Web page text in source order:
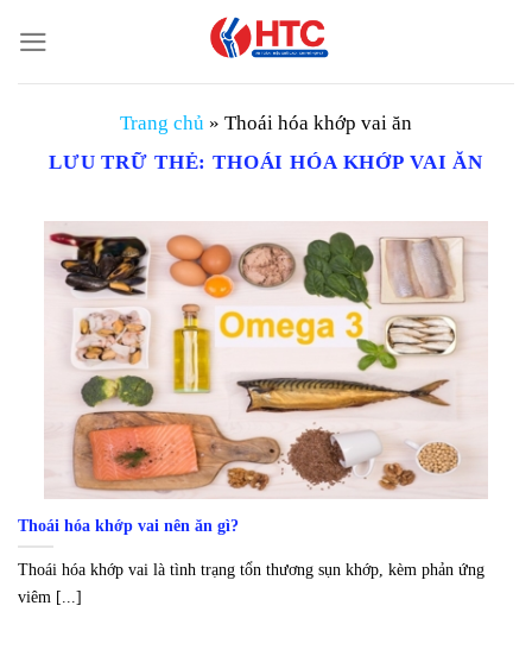
đến
nội
Trang chủ » Thoái hóa khớp vai ăn
LƯU TRỮ THẺ:THOÁI HÓA KHỚP VAI ĂN
Thoái hóa khớp vai nên ăn gì?
Thoái hóa khớp vai là tình trạng tổn thương sụn khớp, kèm phản ứng
viêm [...]